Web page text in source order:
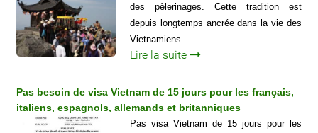
des pèlerinages. Cette tradition est
depuis longtemps ancrée dans la vie des
Vietnamiens...
Lire la suite
Pas besoin de visa Vietnam de 15 jours pour les français,
italiens, espagnols, allemands et britanniques
Pas visa Vietnam de 15 jours pour les